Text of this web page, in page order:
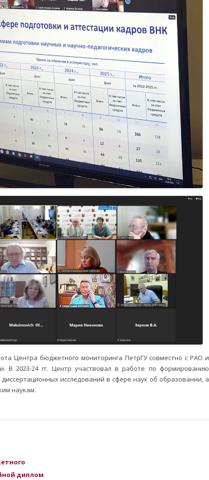
Центра бюджетного мониторинга ПетрГУ совместно с РАО и
В 2023-24 гг. Центр участвовал в работе по формированию
исследований в сфере наук об образовании, а
наукам.
диплом